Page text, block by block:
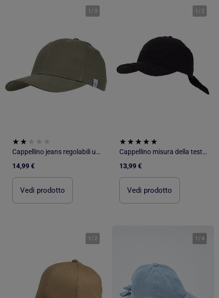
1 / 3
Cappellino jeans regolabili unisex adulto Isotoner
14,99 €
Vedi prodotto
1 / 2
Cappellino misura della testa regolabile 57-59 cm donna Isotoner
13,99 €
Vedi prodotto
1 / 2 1 /4